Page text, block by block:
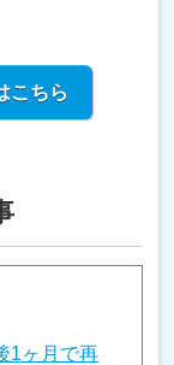
こちら
1ヶ月で再